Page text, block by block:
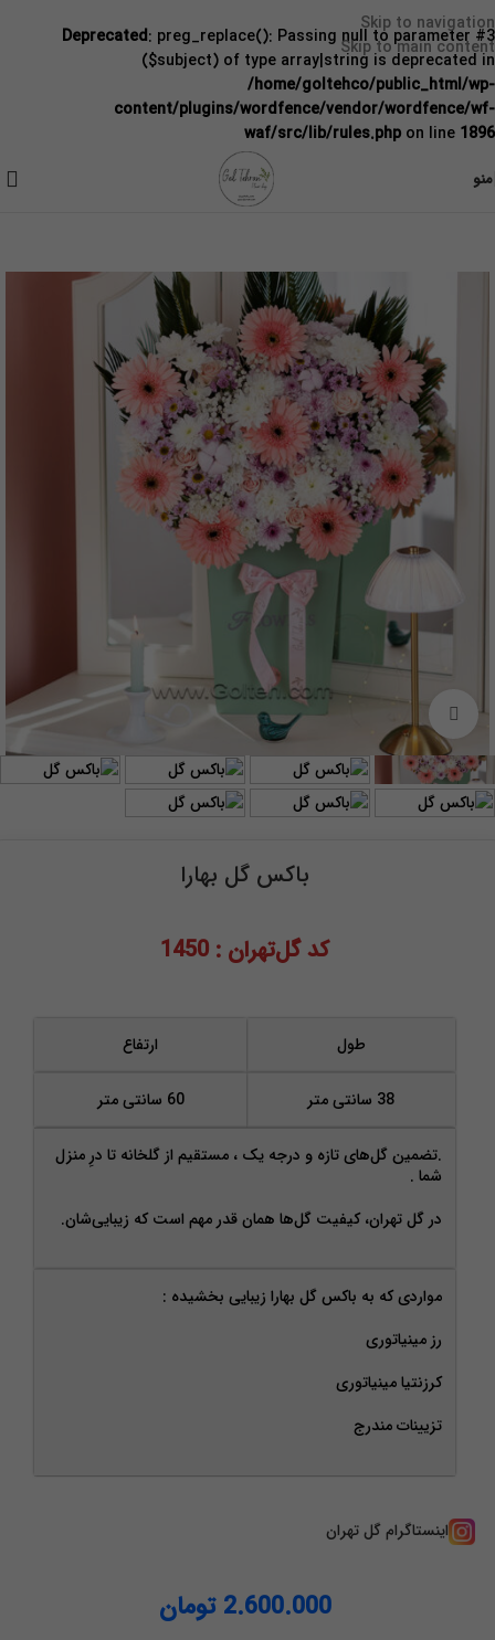
Deprecated: preg_replace(): Passing null to parameter #3
($subject) of type array|string is deprecated in
/home/goltehco/public_html/wp-
content/plugins/wordfence/vendor/wordfence/wf-
waf/src/lib/rules.php on line 1896
Skip to navigation
Skip to main content
منو
برای بزرگنمایی کلیک کنید
باکس گل بهارا
کد گل‌تهران : 1450
طول ارتفاع
38 سانتی متر 60 سانتی متر
.تضمین گل‌های تازه و درجه‌ یک ، مستقیم از گلخانه تا درِ منزل
شما .
در گل تهران، کیفیت گل‌ها همان‌ قدر مهم است که زیبایی‌شان.
مواردی که به باکس گل بهارا زیبایی بخشیده :
رز مینیاتوری
کرزنتیا مینیاتوری
تزیینات مندرج
اینستاگرام گل تهران
2.600.000 تومان